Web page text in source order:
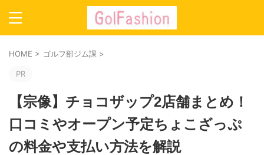
HOME > ゴルフ部ジム課 >
PR
【宗像】チョコザップ2店舗まとめ！
口コミやオープン予定ちょこざっぷ
の料金や支払い方法を解説